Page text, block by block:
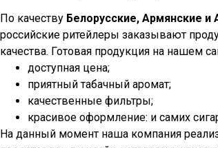
По качеству Белорусские, Армянские и
российские ритейлеры заказывают
качества. Готовая продукция на нашем
доступная цена;
приятный табачный аромат;
качественные фильтры;
красивое оформление: и самих
На данный момент наша компания